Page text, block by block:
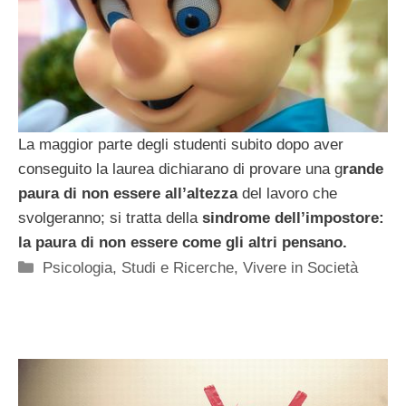
La maggior parte degli studenti subito dopo aver
conseguito la laurea dichiarano di provare una grande
paura di non essere all’altezzadel lavoro che
svolgeranno; si tratta della sindrome dell’impostore:
la paura di non essere come gli altri pensano.
Categorie
Psicologia, Studi e Ricerche,Vivere in Società